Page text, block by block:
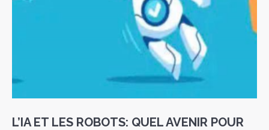
L’IA ET LES ROBOTS: QUEL AVENIR POUR